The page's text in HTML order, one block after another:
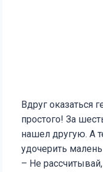
Вдруг оказаться
простого! За
нашел другую. А
удочерить
– Не